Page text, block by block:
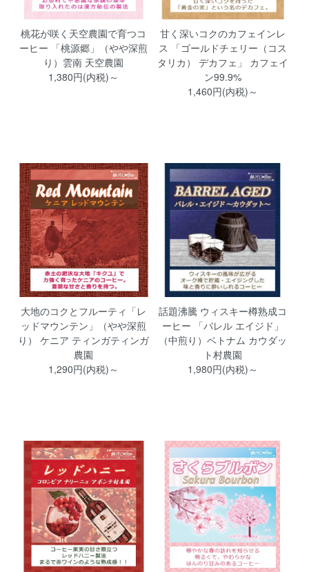
桃花が咲く天空農園で育つコ
ーヒー 「桃源郷」（やや深煎
り）雲南 天空農園
1,380円(内税)～
甘く深いコクのカフェインレ
ス 「ゴールドチェリー（コス
タリカ） デカフェ」 カフェイ
ン99.9%
1,460円(内税)～
大地のコクとフルーティ「レ
ッドマウンテン」（やや深煎
り） ケニア ティンガティンガ
農園
1,290円(内税)～
話題沸騰 ウィスキー樽熟成コ
ーヒー 「バレル エイジド」
（中煎り）ベトナム カウダッ
ト村農園
1,980円(内税)～